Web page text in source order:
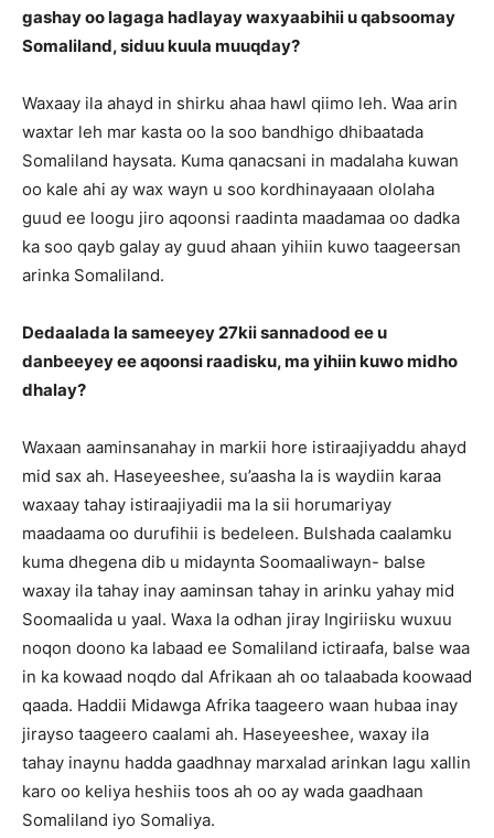
gashay oo lagaga hadlayay waxyaabihii u qabsoomay
Somaliland, siduu kuula muuqday?
Waxaay ila ahayd in shirku ahaa hawl qiimo leh. Waa arin
waxtar leh mar kasta oo la soo bandhigo dhibaatada
Somaliland haysata. Kuma qanacsani in madalaha kuwan
oo kale ahi ay wax wayn u soo kordhinayaaan ololaha
guud ee loogu jiro aqoonsi raadinta maadamaa oo dadka
ka soo qayb galay ay guud ahaan yihiin kuwo taageersan
arinka Somaliland.
Dedaalada la sameeyey 27kii sannadood ee u
danbeeyey ee aqoonsi raadisku, ma yihiin kuwo midho
dhalay?
Waxaan aaminsanahay in markii hore istiraajiyaddu ahayd
mid sax ah. Haseyeeshee, su’aasha la is waydiin karaa
waxaay tahay istiraajiyadii ma la sii horumariyay
maadaama oo durufihii is bedeleen. Bulshada caalamku
kuma dhegena dib u midaynta Soomaaliwayn- balse
waxay ila tahay inay aaminsan tahay in arinku yahay mid
Soomaalida u yaal. Waxa la odhan jiray Ingiriisku wuxuu
noqon doono ka labaad ee Somaliland ictiraafa, balse waa
in ka kowaad noqdo dal Afrikaan ah oo talaabada koowaad
qaada. Haddii Midawga Afrika taageero waan hubaa inay
jirayso taageero caalami ah. Haseyeeshee, waxay ila
tahay inaynu hadda gaadhnay marxalad arinkan lagu xallin
karo oo keliya heshiis toos ah oo ay wada gaadhaan
Somaliland iyo Somaliya.